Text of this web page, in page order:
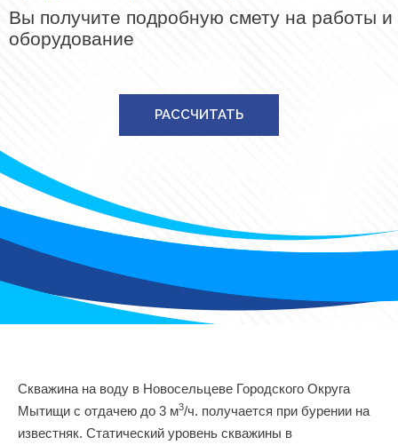
Вы получите подробную смету на работы и
оборудование
РАССЧИТАТЬ
Скважина на воду в Новосельцеве Городского Округа
Мытищи с отдачею до 3 м3/ч. получается при бурении на
известняк. Статический уровень скважины в